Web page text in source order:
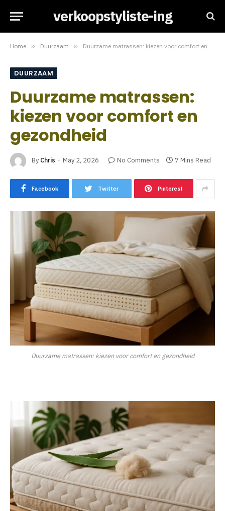
verkoopstyliste-ing
Home » Duurzaam » Duurzame matrassen: kiezen voor comfort en gezondheid
DUURZAAM
Duurzame matrassen:
kiezen voor comfort en
gezondheid
By Chris May 2, 2026 No Comments 7 Mins Read
Facebook Twitter Pinterest
Duurzame matrassen: kiezen voor comfort en gezondheid